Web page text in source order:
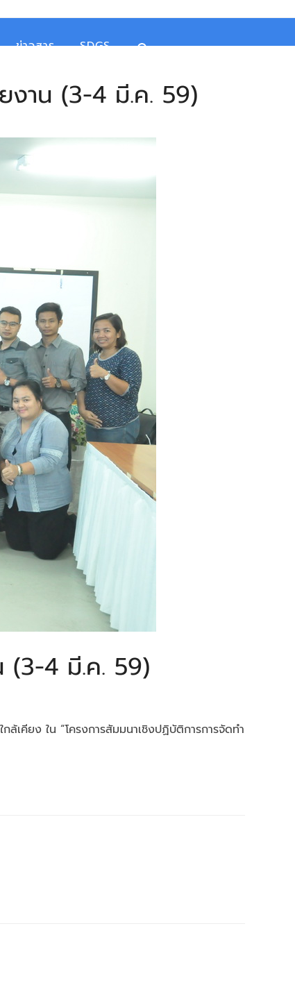
ข่าวสาร SDGS
งาน (3-4 มี.ค. 59)
(3-4 มี.ค. 59)
เคียง ใน “โครงการสัมมนาเชิงปฏิบัติการการจัดทำ